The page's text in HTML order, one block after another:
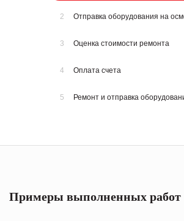
2 Отправка оборудования на
3 Оценка стоимости ремонта
4 Оплата счета
5 Ремонт и отправка
Примеры выполненных работ